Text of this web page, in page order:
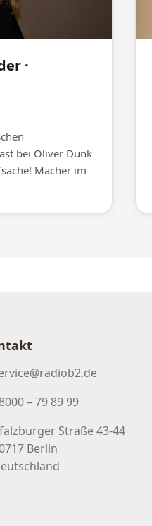
·
bei Oliver Dunk
Macher im
– 79 89 99
Straße 43-44
Berlin